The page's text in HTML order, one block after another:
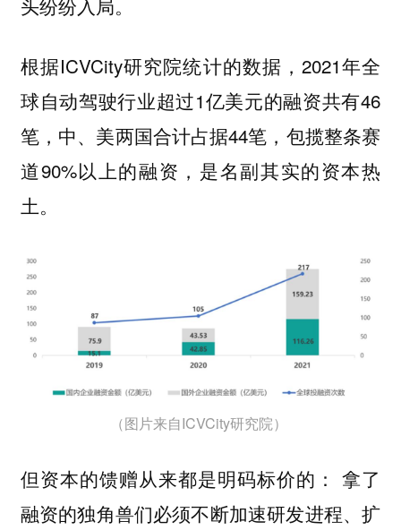
头纷纷入局。
根据ICVCity研究院统计的数据，2021年全
球自动驾驶行业超过1亿美元的融资共有46
笔，中、美两国合计占据44笔，包揽整条赛
道90%以上的融资，是名副其实的资本热
土。
（图片来自ICVCity研究院）
但资本的馈赠从来都是明码标价的：拿了
融资的独角兽们必须不断加速研发进程、扩